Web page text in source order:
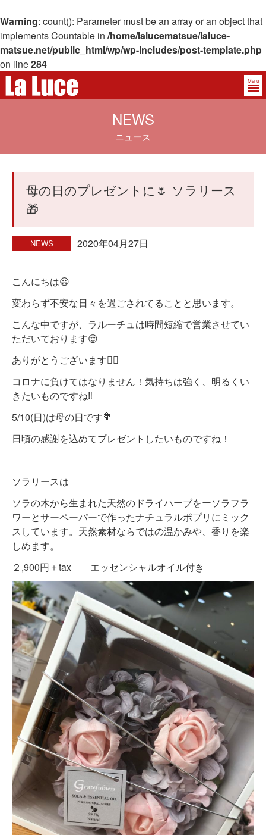
Warning: count(): Parameter must be an array or an object that
implements Countable in /home/lalucematsue/laluce-
matsue.net/public_html/wp/wp-includes/post-template.php
on line284
Menu
NEWS
ニュース
母の日のプレゼントに🌷 ソラリース
🎁
NEWS 2020年04月27日
こんにちは😃
変わらず不安な日々を過ごされてることと思います。
こんな中ですが、ラルーチュは時間短縮で営業させてい
ただいております😌
ありがとうございます🙇‍♀️
コロナに負けてはなりません！気持ちは強く、明るくい
きたいものですね‼️
5/10(日)は母の日です💐
日頃の感謝を込めてプレゼントしたいものですね！
ソラリースは
ソラの木から生まれた天然のドライハーブをーソラフラ
ワーとサーペーパーで作ったナチュラルポプリにミック
スしています。天然素材ならではの温かみや、香りを楽
しめます。
２,900円＋tax エッセンシャルオイル付き